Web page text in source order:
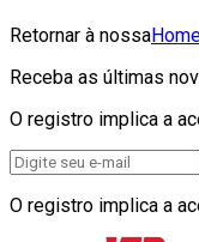
Retornar à nossa
Receba as últimas
O registro implica a
O registro implica a